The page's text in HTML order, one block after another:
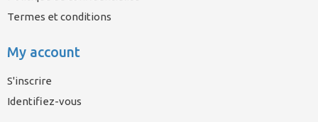
Termes et conditions
My account
S'inscrire
Identifiez-vous